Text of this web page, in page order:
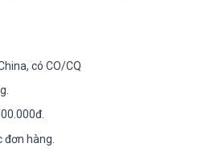
có CO/CQ
hàng.